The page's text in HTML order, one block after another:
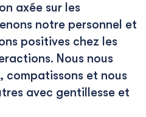
axée sur les
notre personnel et
positives chez les
Nous nous
et nous
avec gentillesse et